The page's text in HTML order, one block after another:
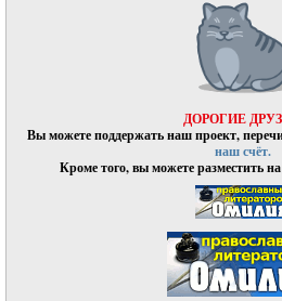
ДОРОГИЕ
Вы можете поддержать наш проект,
наш счёт.
Кроме того, вы можете разместить на